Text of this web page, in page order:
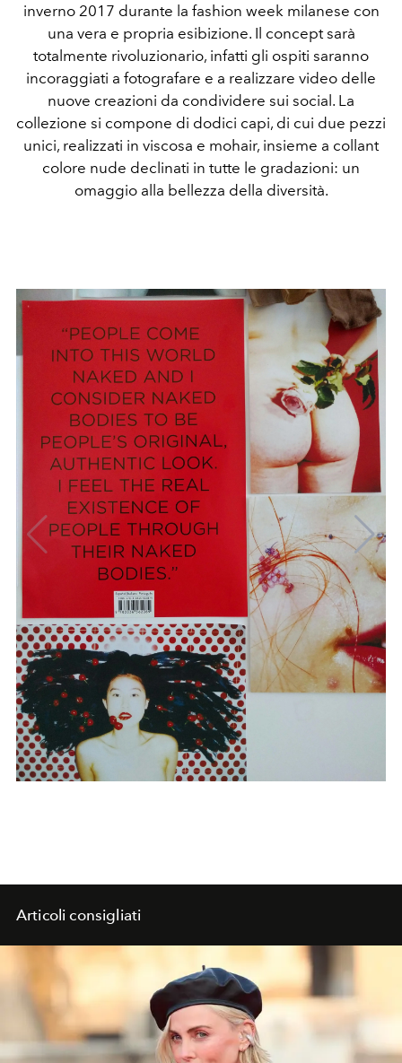
inverno 2017 durante la fashion week milanese con
una vera e propria esibizione. Il concept sarà
totalmente rivoluzionario, infatti gli ospiti saranno
incoraggiati a fotografare e a realizzare video delle
nuove creazioni da condividere sui social. La
collezione si compone di dodici capi, di cui due pezzi
unici, realizzati in viscosa e mohair, insieme a collant
colore nude declinati in tutte le gradazioni: un
omaggio alla bellezza della diversità.
Articoli consigliati